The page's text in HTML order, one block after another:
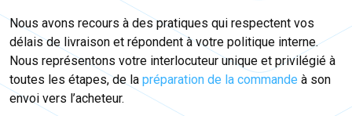
Nous avons recours à des pratiques qui respectent vos
délais de livraison et répondent à votre politique interne.
Nous représentons votre interlocuteur unique et privilégié à
toutes les étapes, de la préparation de la commande à son
envoi vers l’acheteur.